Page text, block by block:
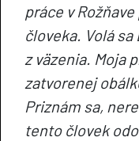
práce v
človeka. Volá
z väzenia. Moja
zatvorenej
Priznám sa,
tento človek